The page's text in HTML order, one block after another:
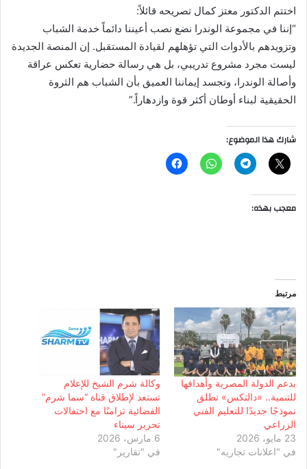
اختتم الدكتور معتز كمال تصريحه قائلاً:
“إننا في مجموعة الوندرا نضع نصب أعيننا دائماً خدمة الشباب
وتزويدهم بالأدوات التي تؤهلهم لقيادة المستقبل. إن المنصة الجديدة
ليست مجرد مشروع تدريبي، بل هي رسالة حضارية تعكس عراقة
وأصالة الوندرا، وتجسد إيماننا العميق بأن الشباب هم الثروة
الحقيقية لبناء أوطان أكثر قوة وازدهاراً.”
شارك هذا الموضوع:
معجب بهذه:
مرتبط
بدعم الدولة المصرية وأهدافها
للتنمية.. «دالتكس» تطلق
نموذجًا جديدًا للتعليم الفني
الزراعي
23 مايو، 2026
في "اعلانات تجاريه"
وكالة شرم الشيخ للإعلام
تستعد لإطلاق قناة “سما شرم”
الفضائية تزامنًا مع احتفالات
تحرير سيناء
6 مارس، 2026
في "تقارير"